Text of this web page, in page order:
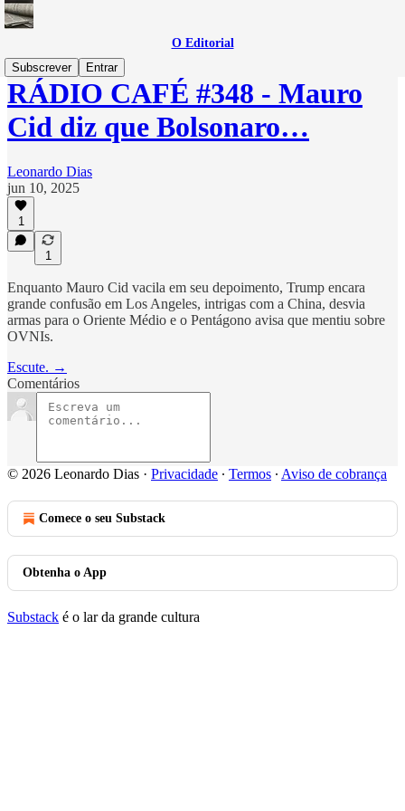
O Editorial
Subscrever
Entrar
RÁDIO CAFÉ #348 - Mauro
Cid diz que Bolsonaro…
Leonardo Dias
jun 10, 2025
1
1
Enquanto Mauro Cid vacila em seu depoimento, Trump encara
grande confusão em Los Angeles, intrigas com a China, desvia
armas para o Oriente Médio e o Pentágono avisa que mentiu sobre
OVNIs.
Escute. →
Comentários
© 2026 Leonardo Dias · Privacidade ∙ Termos ∙ Aviso de cobrança
Comece o seu Substack
Obtenha o App
Substack é o lar da grande cultura